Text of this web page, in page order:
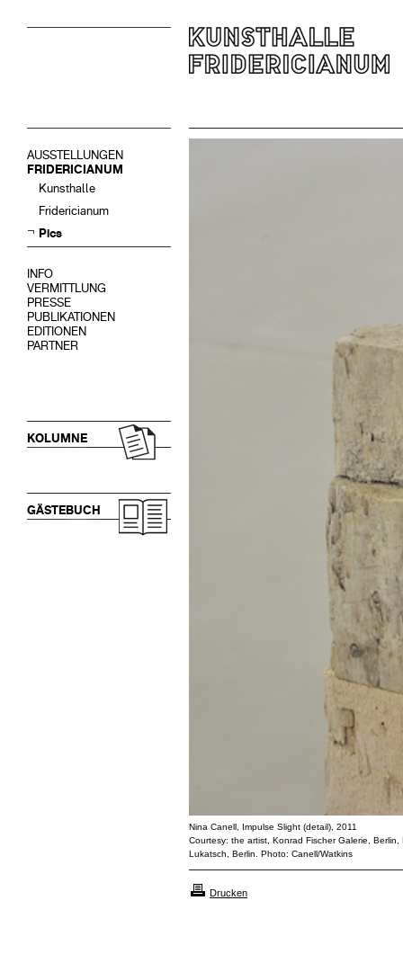
AUSSTELLUNGEN
FRIDERICIANUM
Kunsthalle
Fridericianum
Pics
INFO
VERMITTLUNG
PRESSE
PUBLIKATIONEN
EDITIONEN
PARTNER
KOLUMNE
GÄSTEBUCH
Nina Canell, Impulse Slight (detail), 2011
Courtesy: the artist, Konrad Fischer Galerie,
Lukatsch, Berlin. Photo: Canell/Watkins
Drucken